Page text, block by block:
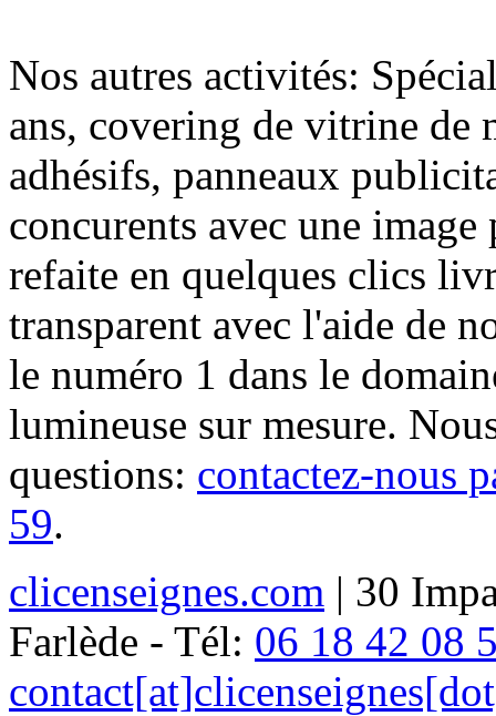
Nos autres activités:
ans, covering de vitrine de
adhésifs, panneaux
concurents avec une
refaite en quelques clics
transparent avec l'aide de
le numéro 1 dans le
lumineuse sur mesure.
questions: contactez-nous
59.
clicenseignes.com | 30
Farlède - Tél: 06 18 42 08